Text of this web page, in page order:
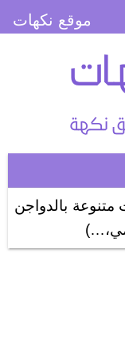
بالدواجن
موقع نكهات